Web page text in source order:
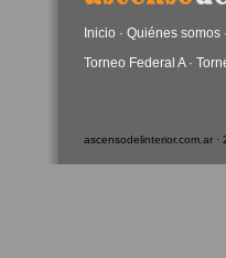
Inicio · Quiénes somos ·
Torneo Federal A·
ascensodelinterior.com.ar